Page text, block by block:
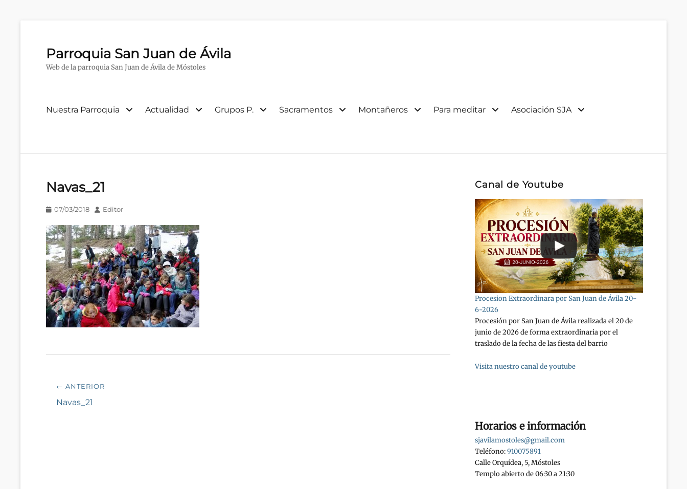
Parroquia San Juan de Ávila
Web de la parroquia San Juan de Ávila de Móstoles
Menú
Nuestra Parroquia Actualidad Grupos P. Sacramentos Montañeros Para meditar Asociación SJA
Navas_21
Publicado
07/03/2018 AutorEditor
Navegación
de
← ANTERIOR
Entrada
Navas_21
Canal de Youtube
Procesion Extraordinara por San Juan de Ávila 20-
6-2026
Procesión por San Juan de Ávila realizada el 20 de
junio de 2026 de forma extraordinaria por el
traslado de la fecha de las fiesta del barrio
Visita nuestro canal de youtube
Horarios e información
sjavilamostoles@gmail.com
Teléfono:910075891
Calle Orquídea, 5, Móstoles
Templo abierto de 06:30 a 21:30